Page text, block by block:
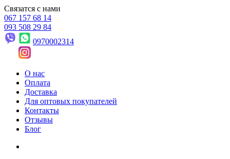
Связатся с нами
067 157 68 14
093 508 29 84
0970002314
О нас
Оплата
Доставка
Для оптовых покупателей
Контакты
Отзывы
Блог